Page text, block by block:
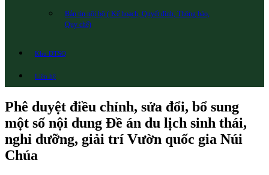
Bản tin nội bộ ( Kế hoạch, Quyết định, Thông báo,
Quy chế)
Khu DTSQ
Liên hệ
Phê duyệt điều chỉnh, sửa đổi, bổ sung
một số nội dung Đề án du lịch sinh thái,
nghỉ dưỡng, giải trí Vườn quốc gia Núi
Chúa